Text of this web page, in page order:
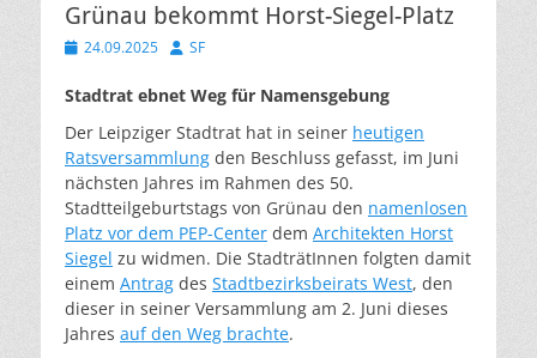
Grünau bekommt Horst-Siegel-Platz
Veröffentlicht
24.09.2025 Autor
SF
Stadtrat ebnet Weg für Namensgebung
Der Leipziger Stadtrat hat in seiner heutigen
Ratsversammlung den Beschluss gefasst, im Juni
nächsten Jahres im Rahmen des 50.
Stadtteilgeburtstags von Grünau den namenlosen
Platz vor dem PEP-Center dem Architekten Horst
Siegel zu widmen. Die StadträtInnen folgten damit
einem Antrag des Stadtbezirksbeirats West, den
dieser in seiner Versammlung am 2. Juni dieses
Jahres auf den Weg brachte.